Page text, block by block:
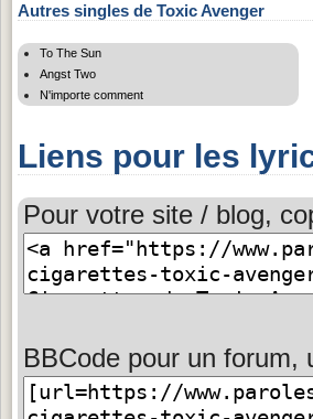
Autres singles de Toxic Avenger
To The Sun
Angst Two
N'importe comment
Liens pour les
Pour votre site / blog,
BBCode pour un forum,